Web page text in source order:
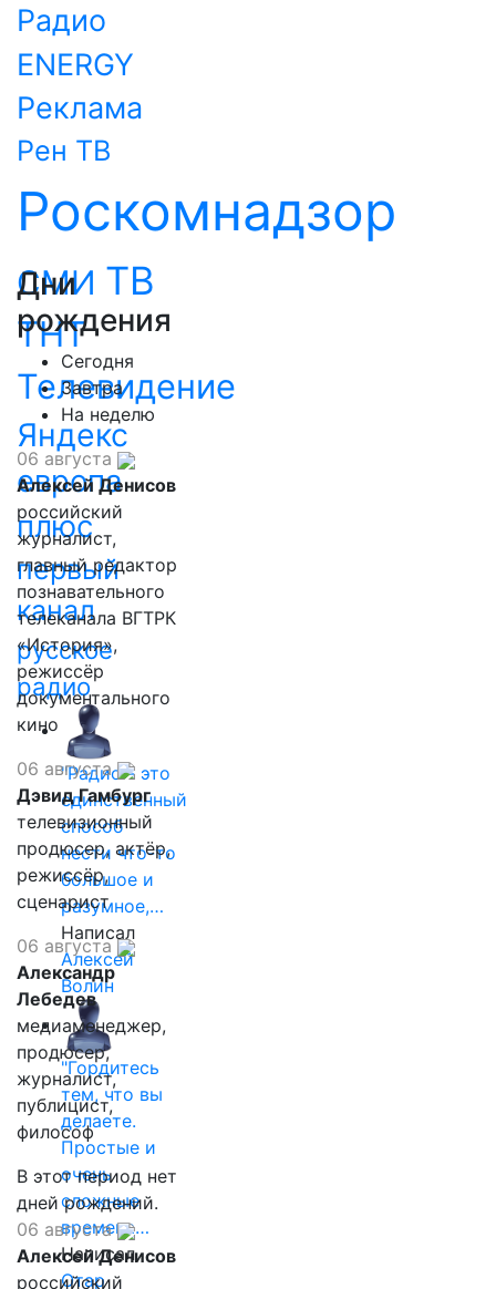
Радио
ENERGY
Реклама
Рен ТВ
Роскомнадзор
СМИ ТВ
ТНТ
Телевидение
Яндекс
европа
плюс
первый
канал
русское
радио
"Радио - это
единственный
способ
нести что-то
большое и
разумное,…
Написал
Алексей
Волин
"Гордитесь
тем, что вы
делаете.
Простые и
очень
сложные
времена…
Написал
Отар
Дни
рождения
Сегодня
Завтра
На неделю
06 августа
Алексей Денисов
российский
журналист,
главный редактор
познавательного
телеканала ВГТРК
«История»,
режиссёр
документального
кино
06 августа
Дэвид Гамбург
телевизионный
продюсер, актёр,
режиссёр,
сценарист
06 августа
Александр
Лебедев
медиаменеджер,
продюсер,
журналист,
публицист,
философ
В этот период нет
дней рождений.
06 августа
Алексей Денисов
российский